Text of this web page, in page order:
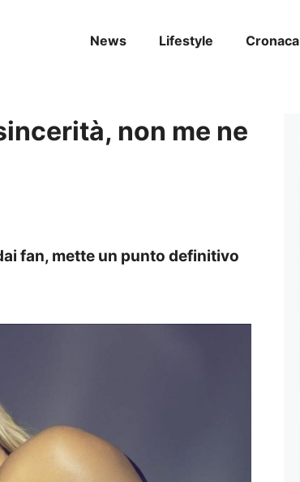
News Lifestyle Cronaca
non me ne
fan, mette un punto definitivo